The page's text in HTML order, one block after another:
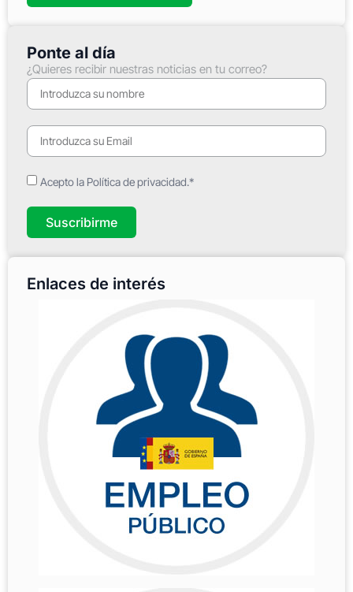
Ponte al día
¿Quieres recibir nuestras noticias en tu correo?
Acepto la Política de privacidad.*
Suscribirme
Enlaces de interés